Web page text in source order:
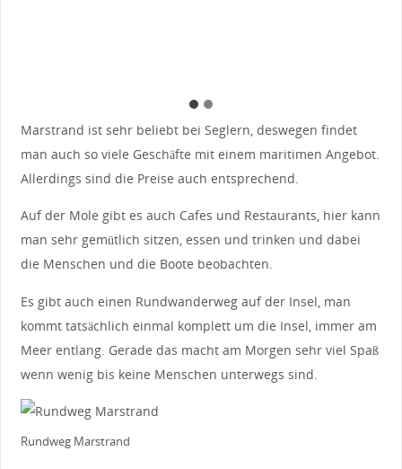
Marstrand ist sehr beliebt bei Seglern, deswegen findet
man auch so viele Geschäfte mit einem maritimen Angebot.
Allerdings sind die Preise auch entsprechend.
Auf der Mole gibt es auch Cafes und Restaurants, hier kann
man sehr gemütlich sitzen, essen und trinken und dabei
die Menschen und die Boote beobachten.
Es gibt auch einen Rundwanderweg auf der Insel, man
kommt tatsächlich einmal komplett um die Insel, immer am
Meer entlang. Gerade das macht am Morgen sehr viel Spaß
wenn wenig bis keine Menschen unterwegs sind.
Rundweg Marstrand